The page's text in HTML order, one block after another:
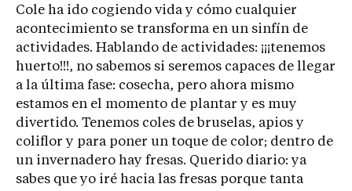
Cole ha ido cogiendo vida y cómo cualquier
acontecimiento se transforma en un sinfín de
actividades. Hablando de actividades: ¡¡¡tenemos
huerto!!!, no sabemos si seremos capaces de llegar
a la última fase: cosecha, pero ahora mismo
estamos en el momento de plantar y es muy
divertido. Tenemos coles de bruselas, apios y
coliflor y para poner un toque de color; dentro de
un invernadero hay fresas. Querido diario: ya
sabes que yo iré hacia las fresas porque tanta